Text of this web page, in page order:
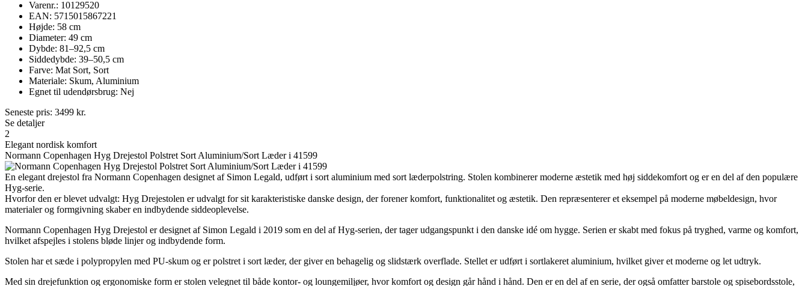
Varenr.: 10129520
EAN: 5715015867221
Højde: 58 cm
Diameter: 49 cm
Dybde: 81–92,5 cm
Siddedybde: 39–50,5 cm
Farve: Mat Sort, Sort
Materiale: Skum, Aluminium
Egnet til udendørsbrug: Nej
Seneste pris: 3499 kr.
Se detaljer
2
Elegant nordisk komfort
Normann Copenhagen Hyg Drejestol Polstret Sort Aluminium/Sort Læder i 41599
En elegant drejestol fra Normann Copenhagen designet af Simon Legald, udført i sort aluminium med sort læderpolstring. Stolen kombinerer moderne æstetik med høj siddekomfort og er en del af den populære
Hyg-serie.
Hvorfor den er blevet udvalgt: Hyg Drejestolen er udvalgt for sit karakteristiske danske design, der forener komfort, funktionalitet og æstetik. Den repræsenterer et eksempel på moderne møbeldesign, hvor
materialer og formgivning skaber en indbydende siddeoplevelse.
Normann Copenhagen Hyg Drejestol er designet af Simon Legald i 2019 som en del af Hyg-serien, der tager udgangspunkt i den danske idé om hygge. Serien er skabt med fokus på tryghed, varme og komfort,
hvilket afspejles i stolens bløde linjer og indbydende form.
Stolen har et sæde i polypropylen med PU-skum og er polstret i sort læder, der giver en behagelig og slidstærk overflade. Stellet er udført i sortlakeret aluminium, hvilket giver et moderne og let udtryk.
Med sin drejefunktion og ergonomiske form er stolen velegnet til både kontor- og loungemiljøer, hvor komfort og design går hånd i hånd. Den er en del af en serie, der også omfatter barstole og spisebordsstole,